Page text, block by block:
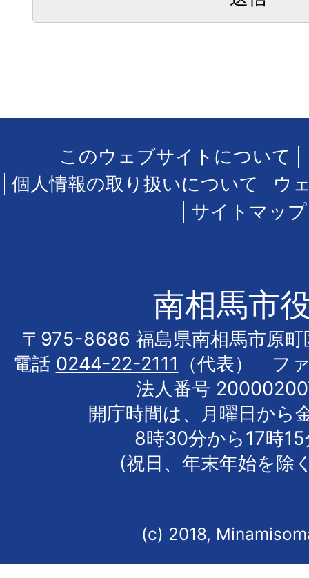
このウェブサイトについて
個人情報の取り扱いについて
ウ
サイトマップ
南相馬市
〒975-8686 福島県南相馬市原町
電話 0244-22-2111
（代表） フ
法人番号
開庁時間は、月曜日から
8時30分から17時
(祝日、年末年始を除
(c) 2018,